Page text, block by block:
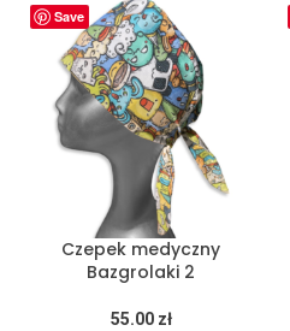
Save
Czepek medyczny
Bazgrolaki 2
55.00 zł